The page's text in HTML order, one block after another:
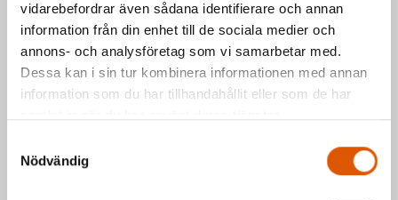
vidarebefordrar även sådana identifierare och annan
information från din enhet till de sociala medier och
annons- och analysföretag som vi samarbetar med.
Dessa kan i sin tur kombinera informationen med annan
information som du har tillhandahållit eller som de har
Nödvändig
Kontakta oss via formuläret eller direkt, så
hör vi av oss så fort vi kan.
Johan Olander e-posteller telefon 035-
2953811
Mattias Högberge-posteller telefon 035-